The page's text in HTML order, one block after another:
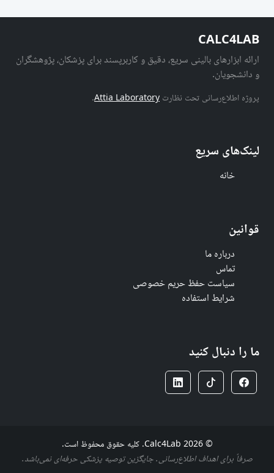
CALC4LAB
ارائه ابزارهای بالینی سریع، دقیق و کاربرپسند برای پزشکان، پژوهشگران
و دانشجویان.
پروژه اطلاع‌رسانی تحت نظارت Attia Laboratory
.
لینک‌های سریع
خانه
قوانین
درباره ما
تماس
سیاست حفظ حریم خصوصی
شرایط استفاده
ما را دنبال کنید
© 2026 Calc4Lab. کلیه حقوق محفوظ است.
صرفاً برای اهداف اطلاع‌رسانی. جایگزین توصیه پزشکی حرفه‌ای نمی‌باشد.